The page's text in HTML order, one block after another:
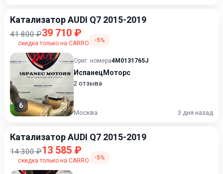
Катализатор AUDI Q7 2015-2019
41 800 ₽39 710 ₽
скидка только на CARRO -5%
6
Ориг. номера4M0131765J
ИспанецМоторс
2 отзыва
Москва 3 дня назад
Катализатор AUDI Q7 2015-2019
14 300 ₽13 585 ₽
скидка только на CARRO -5%